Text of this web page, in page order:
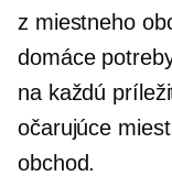
z miestneho
domáce
na každú
očarujúce
obchod.